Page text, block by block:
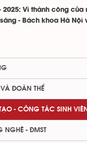
2025: Vì thành công của
- Bách khoa Hà Nội
ĐOÀN THỂ
- CÔNG TÁC SINH VIÊN
NGHỆ - ĐMST